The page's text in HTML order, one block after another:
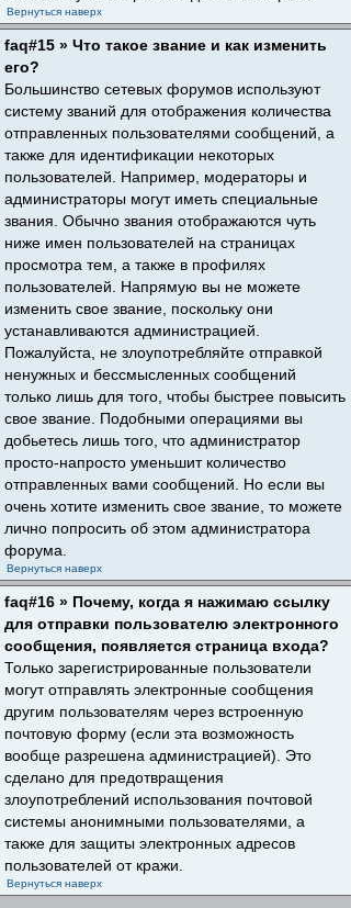
Вернуться наверх
faq#15 » Что такое звание и как изменить
его?
Большинство сетевых форумов используют
систему званий для отображения количества
отправленных пользователями сообщений, а
также для идентификации некоторых
пользователей. Например, модераторы и
администраторы могут иметь специальные
звания. Обычно звания отображаются чуть
ниже имен пользователей на страницах
просмотра тем, а также в профилях
пользователей. Напрямую вы не можете
изменить свое звание, поскольку они
устанавливаются администрацией.
Пожалуйста, не злоупотребляйте отправкой
ненужных и бессмысленных сообщений
только лишь для того, чтобы быстрее повысить
свое звание. Подобными операциями вы
добьетесь лишь того, что администратор
просто-напросто уменьшит количество
отправленных вами сообщений. Но если вы
очень хотите изменить свое звание, то можете
лично попросить об этом администратора
форума.
Вернуться наверх
faq#16 » Почему, когда я нажимаю ссылку
для отправки пользователю электронного
сообщения, появляется страница входа?
Только зарегистрированные пользователи
могут отправлять электронные сообщения
другим пользователям через встроенную
почтовую форму (если эта возможность
вообще разрешена администрацией). Это
сделано для предотвращения
злоупотреблений использования почтовой
системы анонимными пользователями, а
также для защиты электронных адресов
пользователей от кражи.
Вернуться наверх